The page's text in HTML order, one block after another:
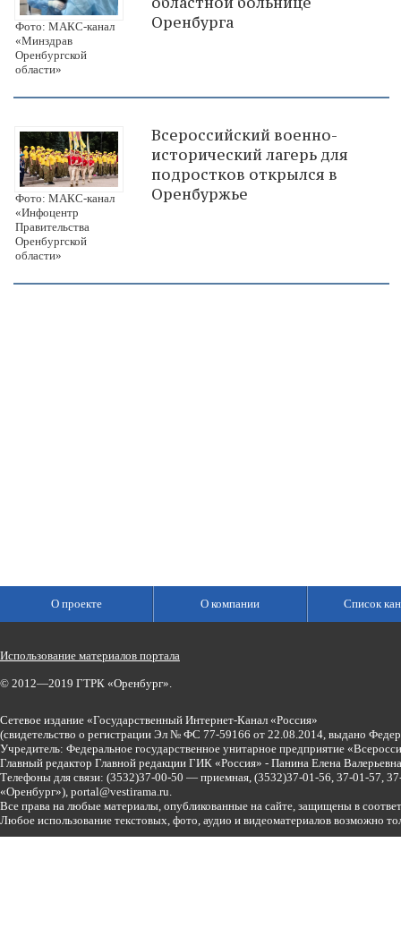
Фото: МАКС-канал
«Минздрав
Оренбургской
области»
Оренбурга
Фото: МАКС-канал
«Инфоцентр
Правительства
Оренбургской
области»
Всероссийский военно-
исторический лагерь для
подростков открылся в
Оренбуржье
О проекте О компании Список
Использование материалов портала
© 2012—2019 ГТРК «Оренбург».
Сетевое издание «Государственный Интернет-Канал «Россия»
(свидетельство о регистрации Эл № ФС 77-59166 от 22.08.2014, выдано
Учредитель: Федеральное государственное унитарное предприятие
Главный редактор Главной редакции ГИК «Россия» - Панина Елена
Телефоны для связи: (3532)37-00-50 — приемная, (3532)37-01-56, 37-01-57,
«Оренбург»), portal@vestirama.ru.
Все права на любые материалы, опубликованные на сайте, защищены в
Любое использование текстовых, фото, аудио и видеоматериалов возможно